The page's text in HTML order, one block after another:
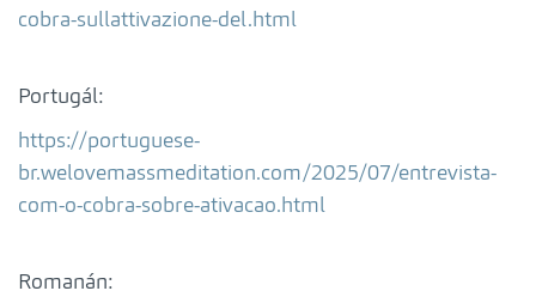
cobra-sullattivazione-del.html
Portugál:
https://portuguese-
br.welovemassmeditation.com/2025/07/entrevista-
com-o-cobra-sobre-ativacao.html
Romanán: